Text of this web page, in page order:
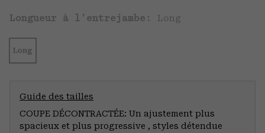
Longueur à l’entrejambe: Long
Long
Guide des tailles
COUPE DÉCONTRACTÉE: Un ajustement plus
spacieux et plus progressive , styles détendue